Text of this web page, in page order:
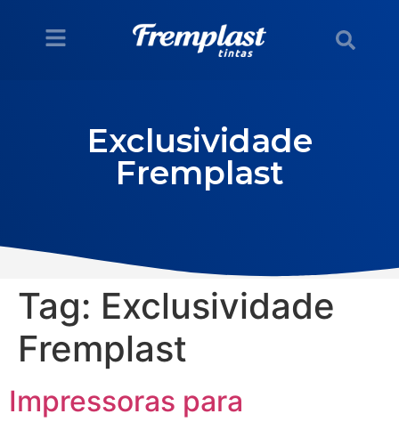
Exclusividade
Fremplast
Tag: Exclusividade
Fremplast
Impressoras para